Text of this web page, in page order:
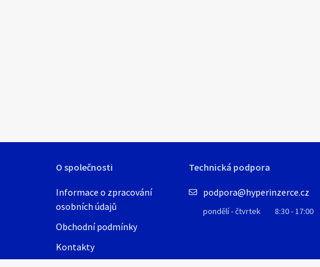
O společnosti
Informace o zpracování
osobních údajů
Obchodní podmínky
Kontakty
Technická podpora
podpora@hyperinzerce.cz
pondělí - čtvrtek 8:30 - 17:00